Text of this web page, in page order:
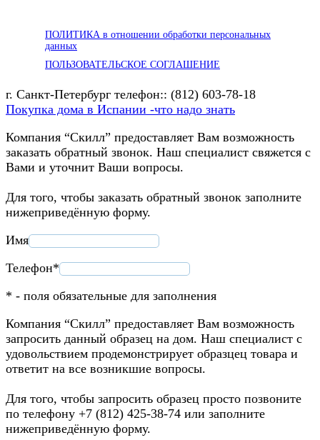
ПОЛИТИКА в отношении обработки персональных
данных
ПОЛЬЗОВАТЕЛЬСКОЕ СОГЛАШЕНИЕ
г. Санкт-Петербург телефон:: (812) 603-78-18
Покупка дома в Испании -что надо знать
Компания “Скилл” предоставляет Вам возможность
заказать обратный звонок. Наш специалист свяжется с
Вами и уточнит Ваши вопросы.
Для того, чтобы заказать обратный звонок заполните
нижеприведённую форму.
Имя
Телефон*
* - поля обязательные для заполнения
Компания “Скилл” предоставляет Вам возможность
запросить данный образец на дом. Наш специалист с
удовольствием продемонстрирует образцец товара и
ответит на все возникшие вопросы.
Для того, чтобы запросить образец просто позвоните
по телефону +7 (812) 425-38-74 или заполните
нижеприведённую форму.